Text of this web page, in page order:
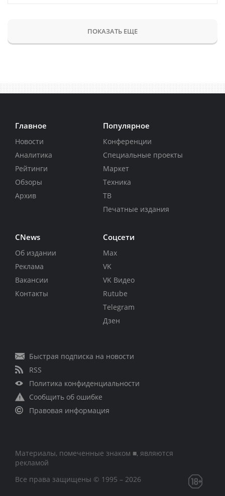
ПОКАЗАТЬ ЕЩЕ
Главное
Новости
Аналитика
Рейтинги
Обзоры
Архив
Популярное
Конференции
Специальные проекты
Маркет
Техника
ТВ
Печатные издания
CNews
Об издании
Реклама
Вакансии
Контакты
Соцсети
Max
VK
VK Видео
Rutube
Telegram
Дзен
Быстрая подписка на новости
RSS
Политика конфиденциальности
Сообщить об ошибке
Правовая информация
Материалы, помеченные знаком ■, являются
рекламой
Все права защищены © 1995 – 2026